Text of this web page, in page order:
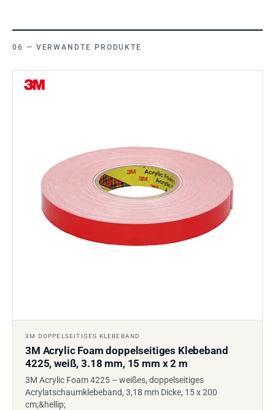
VERWANDTE PRODUKTE
3M DOPPELSEITIGES KLEBEBAND
3M Acrylic Foam doppelseitiges Klebeband
4225, weiß, 3.18 mm, 15 mm x 2 m
3M Acrylic Foam 4225 – weißes, doppelseitiges
Acrylatschaumklebeband, 3,18 mm Dicke, 15 x 200
cm;&hellip;